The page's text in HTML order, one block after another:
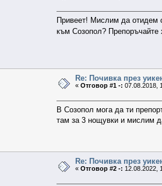
Привеет! Мислим да отидем
към Созопол?
Re: Почивка през
«Отговор #1 -: 07.08.2018,
В Созопол мога да ти
там за 3 нощувки и мислим
Re: Почивка през
«Отговор #2 -: 12.08.2022,